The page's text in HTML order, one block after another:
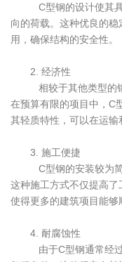
C型钢的设计使其
向的荷载。这种优良的
用，确保结构的安全性。
2. 经济性
相较于其他类型的
在预算有限的项目中，C
其轻质特性，可以在运输
3. 施工便捷
C型钢的安装较为
这种施工方式不仅提高了
使得更多的建筑项目能够
4. 耐腐蚀性
由于C型钢通常经